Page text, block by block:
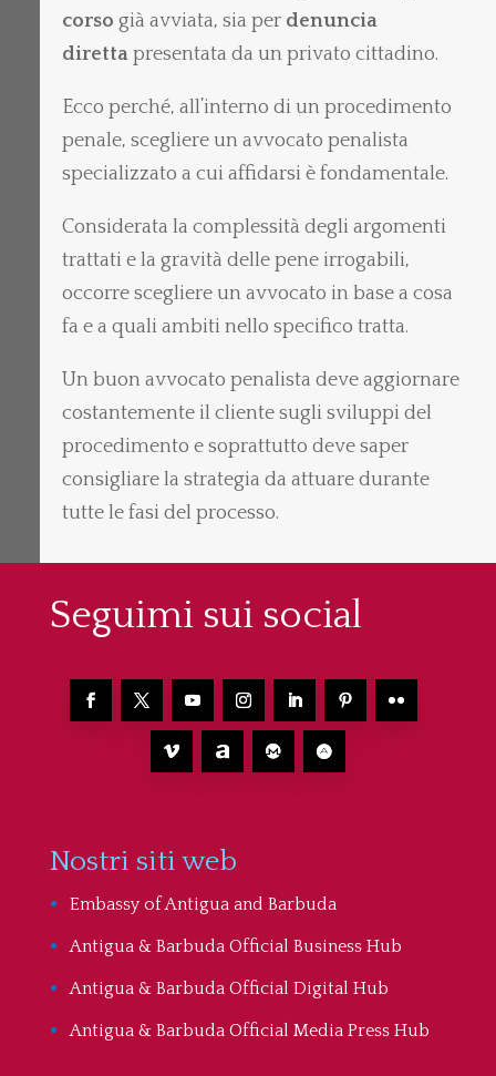
corso già avviata, sia per denuncia
diretta presentata da un privato cittadino.
Ecco perché, all’interno di un procedimento
penale, scegliere un avvocato penalista
specializzato a cui affidarsi è fondamentale.
Considerata la complessità degli argomenti
trattati e la gravità delle pene irrogabili,
occorre scegliere un avvocato in base a cosa
fa e a quali ambiti nello specifico tratta.
Un buon avvocato penalista deve aggiornare
costantemente il cliente sugli sviluppi del
procedimento e soprattutto deve saper
consigliare la strategia da attuare durante
tutte le fasi del processo.
Seguimi sui social
Nostri siti web
Embassy of Antigua and Barbuda
Antigua & Barbuda Official Business Hub
Antigua & Barbuda Official Digital Hub
Antigua & Barbuda Official Media Press Hub